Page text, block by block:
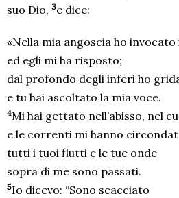
suo Dio, 3e dice:
«Nella mia angoscia ho invocato
ed egli mi ha risposto;
dal profondo degli inferi ho
e tu hai ascoltato la mia voce.
4Mi hai gettato nell’abisso, nel
e le correnti mi hanno
tutti i tuoi flutti e le tue onde
sopra di me sono passati.
5Io dicevo: “Sono scacciato